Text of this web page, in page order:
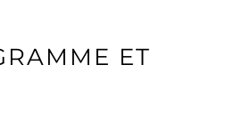
ET